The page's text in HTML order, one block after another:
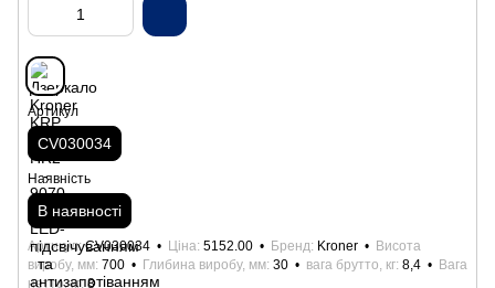
Артикул
CV030034
Наявність
В наявності
Артикул CV030034 Ціна 5152.00 Бренд Kroner
Висота
виробу, мм 700 Глибина виробу, мм 30 вага брутто, кг 8,4
Вага
нетто, кг 8